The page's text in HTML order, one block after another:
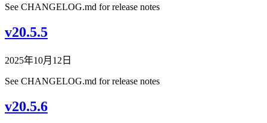
See CHANGELOG.md for release notes
v20.5.5
2025年10月12日
See CHANGELOG.md for release notes
v20.5.6